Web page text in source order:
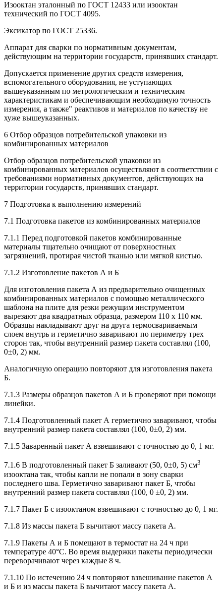
Изооктан эталонный по ГОСТ 12433 или изооктан
технический по ГОСТ 4095.
Эксикатор по ГОСТ 25336.
Аппарат для сварки по нормативным документам,
действующим на территории государств, принявших стандарт.
Допускается применение других средств измерения,
вспомогательного оборудования, не уступающих
вышеуказанным по метрологическим и техническим
характеристикам и обеспечивающим необходимую точность
измерения, а также" реактивов и материалов по качеству не
хуже вышеуказанных.
6 Отбор образцов потребительской упаковки из
комбинированных материалов
Отбор образцов потребительской упаковки из
комбинированных материалов осуществляют в соответствии с
требованиями нормативных документов, действующих на
территории государств, принявших стандарт.
7 Подготовка к выполнению измерений
7.1 Подготовка пакетов из комбинированных материалов
7.1.1 Перед подготовкой пакетов комбинированные
материалы тщательно очищают от поверхностных
загрязнений, протирая чистой тканью или мягкой кистью.
7.1.2 Изготовление пакетов А и Б
Для изготовления пакета А из предварительно очищенных
комбинированных материалов с помощью металлического
шаблона на плите для резки режущим инструментом
вырезают два квадратных образца, размером 110 х 110 мм.
Образцы накладывают друг на друга термосвариваемым
слоем внутрь и герметично заваривают по периметру трех
сторон так, чтобы внутренний размер пакета составлял (100,
0±0, 2) мм.
Аналогичную операцию повторяют для изготовления пакета
Б.
7.1.3 Размеры образцов пакетов А и Б проверяют при помощи
линейки.
7.1.4 Подготовленный пакет А герметично заваривают, чтобы
внутренний размер пакета составлял (100, 0±0, 2) мм.
7.1.5 Заваренный пакет А взвешивают с точностью до 0, 1 мг.
7.1.6 В подготовленный пакет Б заливают (50, 0±0, 5) см3
изооктана так, чтобы капли не попали в зону сварки
последнего шва. Герметично заваривают пакет Б, чтобы
внутренний размер пакета составлял (100, 0 ±0, 2) мм.
7.1.7 Пакет Б с изооктаном взвешивают с точностью до 0, 1 мг.
7.1.8 Из массы пакета Б вычитают массу пакета А.
7.1.9 Пакеты А и Б помещают в термостат на 24 ч при
температуре 40°С. Во время выдержки пакеты периодически
переворачивают через каждые 8 ч.
7.1.10 По истечению 24 ч повторяют взвешивание пакетов А
и Б и из массы пакета Б вычитают массу пакета А.